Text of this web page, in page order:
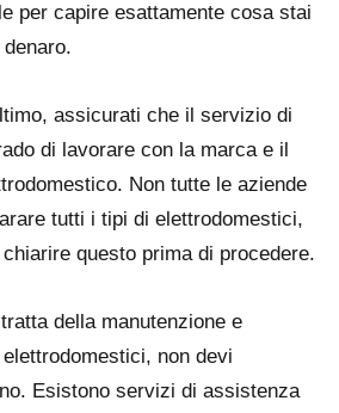
per capire esattamente cosa stai
assicurati che il servizio di
di lavorare con la marca e il
Non tutte le aziende
tutti i tipi di elettrodomestici,
questo prima di procedere.
della manutenzione e
non devi
Esistono servizi di assistenza